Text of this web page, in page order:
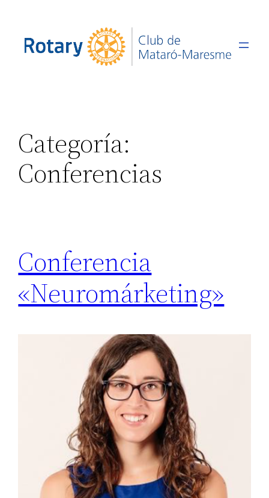
contenido
Categoría:
Conferencias
Conferencia
«Neuromárketing»